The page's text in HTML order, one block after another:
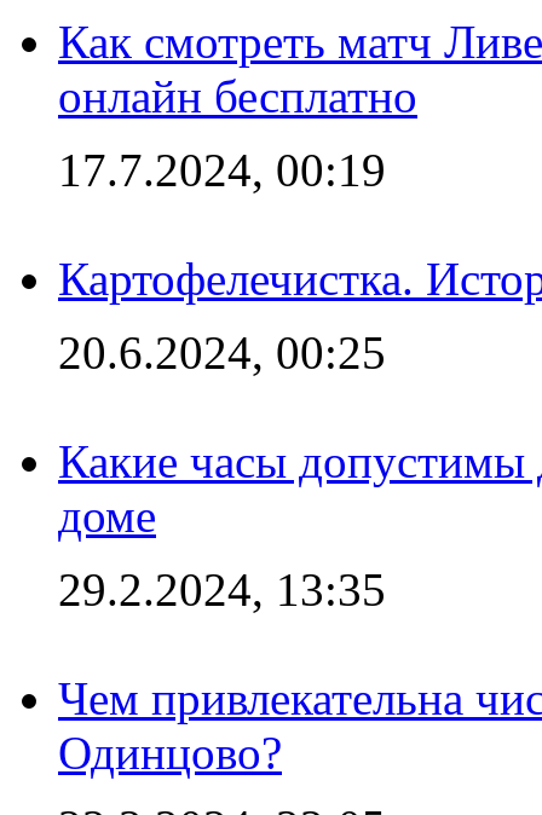
Как смотреть матч
онлайн бесплатно
17.7.2024, 00:19
Картофелечистка.
20.6.2024, 00:25
Какие часы
доме
29.2.2024, 13:35
Чем привлекательна
Одинцово?